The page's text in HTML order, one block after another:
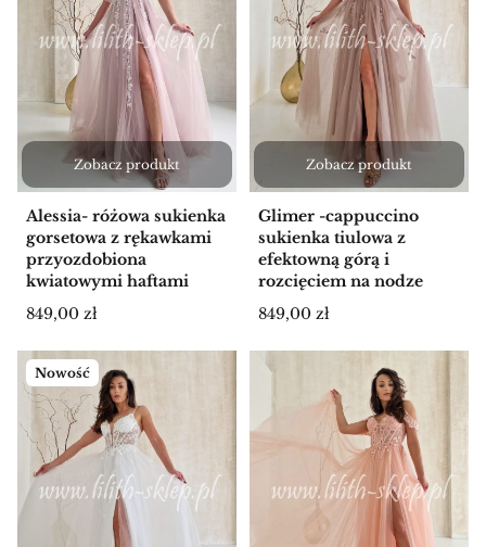
Zobacz produkt
Alessia- różowa sukienka
gorsetowa z rękawkami
przyozdobiona
kwiatowymi haftami
Cena
849,00 zł
Zobacz produkt
Glimer -cappuccino
sukienka tiulowa z
efektowną górą i
rozcięciem na nodze
Cena
849,00 zł
Nowość